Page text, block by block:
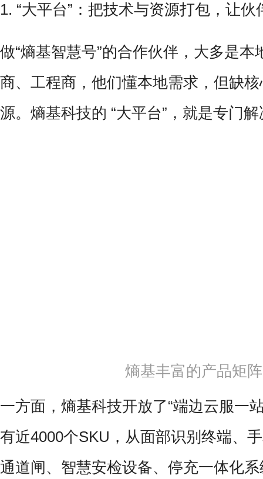
1. “大平台”：把技术与资源打包，让伙
做“熵基智慧号”的合作伙伴，大多是本
商、工程商，他们懂本地需求，但缺
源。熵基科技的 “大平台”，就是专门
熵基丰富的产品矩阵
一方面，熵基科技开放了“端边云服一
有近4000个SKU，从面部识别终端、
通道闸、智慧安检设备、停充一体化